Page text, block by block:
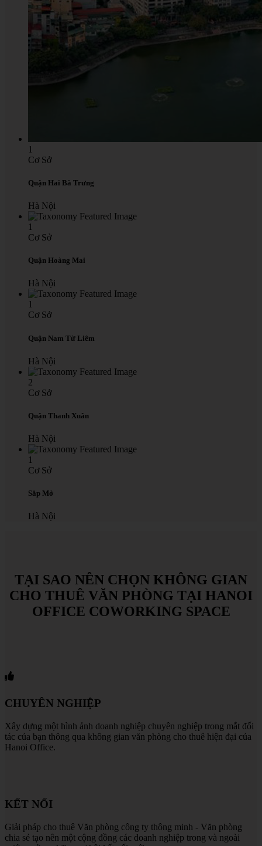
1
Cơ Sở
Quận Hai Bà Trưng
Hà Nội
1
Cơ Sở
Quận Hoàng Mai
Hà Nội
1
Cơ Sở
Quận Nam Từ Liêm
Hà Nội
2
Cơ Sở
Quận Thanh Xuân
Hà Nội
1
Cơ Sở
Săp Mở
Hà Nội
TẠI SAO NÊN CHỌN KHÔNG GIAN
CHO THUÊ VĂN PHÒNG TẠI HANOI
OFFICE COWORKING SPACE
CHUYÊN NGHIỆP
Xây dựng một hình ảnh doanh nghiệp chuyên nghiệp trong mắt đối
tác của bạn thông qua không gian văn phòng cho thuê hiện đại của
Hanoi Office.
KẾT NỐI
Giải pháp cho thuê Văn phòng công ty thông minh - Văn phòng
chia sẻ tạo nên một cộng đồng các doanh nghiệp trong và ngoài